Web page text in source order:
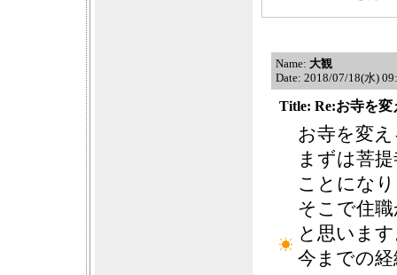
Name: 大観
Date: 2018/07/18(水)
Title: Re:お寺を変
お寺を変
まずは菩
ことにな
そこで住
と思いま
今までの